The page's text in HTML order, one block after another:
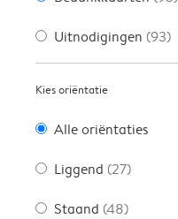
Uitnodigingen (93)
Kies oriëntatie
Alle oriëntaties
Liggend (27)
Staand (48)